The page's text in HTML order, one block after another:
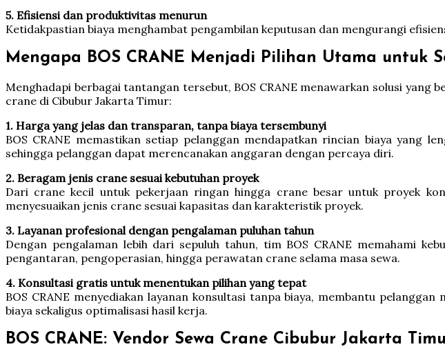
5. Efisiensi dan produktivitas menurun
Ketidakpastian biaya menghambat pengambilan keputusan dan mengurangi
Mengapa BOS CRANE Menjadi Pilihan Utama untuk
Menghadapi berbagai tantangan tersebut, BOS CRANE menawarkan solusi yang
crane di Cibubur Jakarta Timur:
1. Harga yang jelas dan transparan, tanpa biaya tersembunyi
BOS CRANE memastikan setiap pelanggan mendapatkan rincian biaya yang
sehingga pelanggan dapat merencanakan anggaran dengan percaya diri.
2. Beragam jenis crane sesuai kebutuhan proyek
Dari crane kecil untuk pekerjaan ringan hingga crane besar untuk proyek
menyesuaikan jenis crane sesuai kapasitas dan karakteristik proyek.
3. Layanan profesional dengan pengalaman puluhan tahun
Dengan pengalaman lebih dari sepuluh tahun, tim BOS CRANE memahami
pengantaran, pengoperasian, hingga perawatan crane selama masa sewa.
4. Konsultasi gratis untuk menentukan pilihan yang tepat
BOS CRANE menyediakan layanan konsultasi tanpa biaya, membantu
biaya sekaligus optimalisasi hasil kerja.
BOS CRANE: Vendor Sewa Crane Cibubur Jakarta